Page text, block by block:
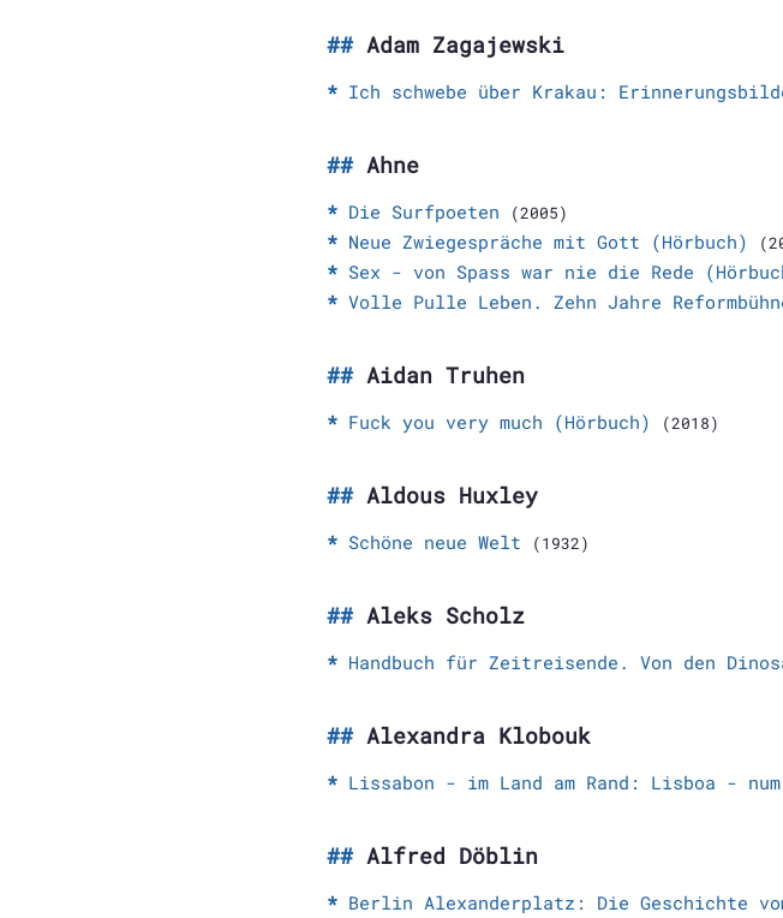
Adam Zagajewski
Ich schwebe über Krakau:
Ahne
Die Surfpoeten (2005)
Neue Zwiegespräche mit Gott (Hörbuch)
Sex - von Spass war nie die Rede
Volle Pulle Leben. Zehn Jahre
Aidan Truhen
Fuck you very much (Hörbuch) (2018)
Aldous Huxley
Schöne neue Welt (1932)
Aleks Scholz
Handbuch für Zeitreisende. Von den
Alexandra Klobouk
Lissabon - im Land am Rand: Lisboa -
Alfred Döblin
Berlin Alexanderplatz: Die Geschichte